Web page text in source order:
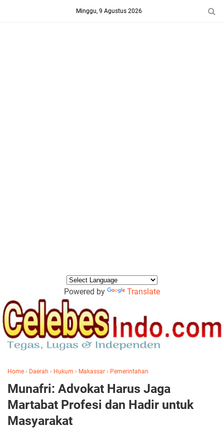
Minggu, 9 Agustus 2026
Powered by Translate
Home › Daerah › Hukum › Makassar › Pemerintahan
Munafri: Advokat Harus Jaga
Martabat Profesi dan Hadir untuk
Masyarakat